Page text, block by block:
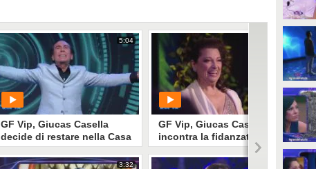
5:04
GF Vip, Giucas Casella
decide di restare nella Casa
3:32
27:21
GF Vip, Giucas Casella
incontra la fidanzata Valeria
Perilli
4:23